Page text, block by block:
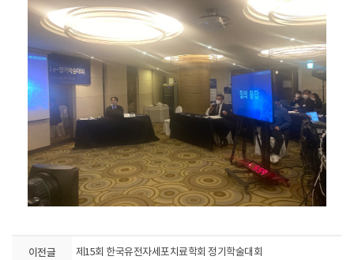
이전글 제15회 한국유전자세포치료학회 정기학술대회